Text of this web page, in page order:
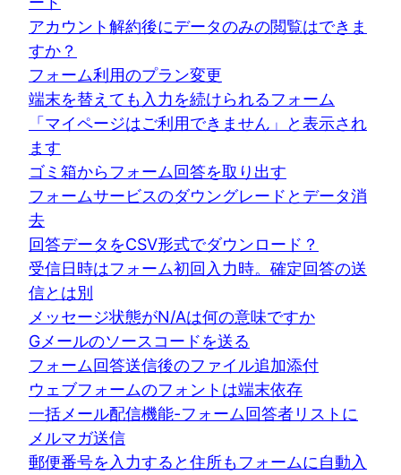
アカウント解約後にデータのみの閲覧はできま
すか？
フォーム利用のプラン変更
端末を替えても入力を続けられるフォーム
「マイページはご利用できません」と表示され
ます
ゴミ箱からフォーム回答を取り出す
フォームサービスのダウングレードとデータ消
去
回答データをCSV形式でダウンロード？
受信日時はフォーム初回入力時。確定回答の送
信とは別
メッセージ状態がN/Aは何の意味ですか
Gメールのソースコードを送る
フォーム回答送信後のファイル追加添付
ウェブフォームのフォントは端末依存
一括メール配信機能-フォーム回答者リストに
メルマガ送信
郵便番号を入力すると住所もフォームに自動入